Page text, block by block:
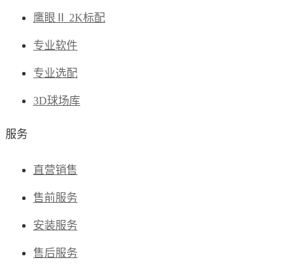
鹰眼 2K标配
专业软件
专业选配
3D球场库
服务
直营销售
售前服务
安装服务
售后服务